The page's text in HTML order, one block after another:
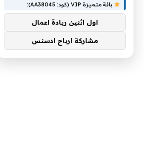
باقة متميزة VIP (كود: AA38045):
اول اثنين ريادة اعمال
مشاركة ارباح ادسنس